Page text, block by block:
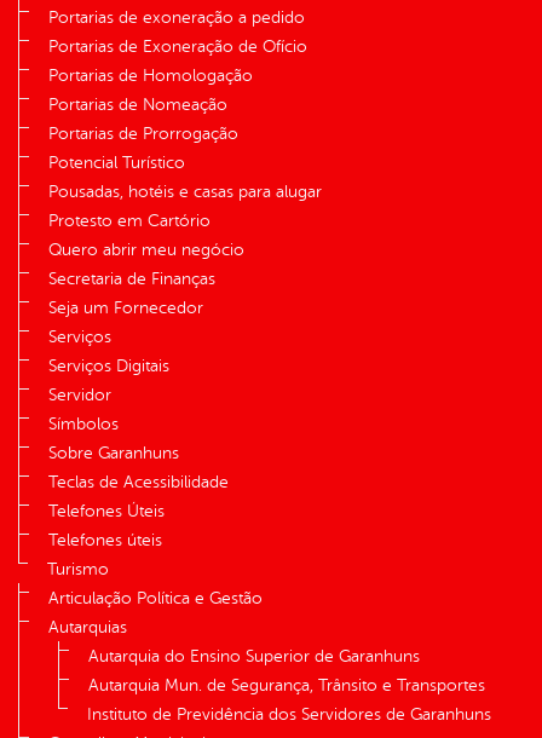
Portarias de exoneração a pedido
Portarias de Exoneração de Ofício
Portarias de Homologação
Portarias de Nomeação
Portarias de Prorrogação
Potencial Turístico
Pousadas, hotéis e casas para alugar
Protesto em Cartório
Quero abrir meu negócio
Secretaria de Finanças
Seja um Fornecedor
Serviços
Serviços Digitais
Servidor
Símbolos
Sobre Garanhuns
Teclas de Acessibilidade
Telefones Úteis
Telefones úteis
Turismo
Articulação Política e Gestão
Autarquias
Autarquia do Ensino Superior de Garanhuns
Autarquia Mun. de Segurança, Trânsito e Transportes
Instituto de Previdência dos Servidores de Garanhuns